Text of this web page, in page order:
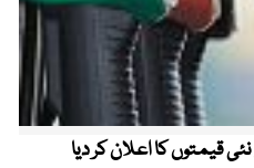
قیمتوں کا اعلان کر دیا